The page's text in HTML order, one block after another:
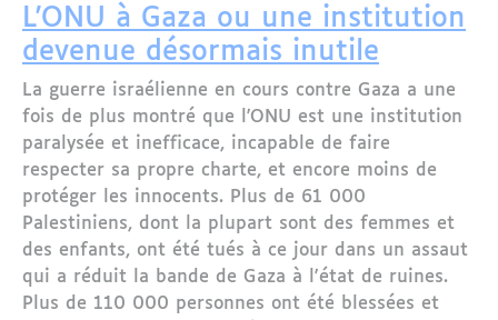
L'ONU à Gaza ou une institution
devenue désormais inutile
La guerre israélienne en cours contre Gaza a une
fois de plus montré que l'ONU est une institution
paralysée et inefficace, incapable de faire
respecter sa propre charte, et encore moins de
protéger les innocents. Plus de 61 000
Palestiniens, dont la plupart sont des femmes et
des enfants, ont été tués à ce jour dans un assaut
qui a réduit la bande de Gaza à l'état de ruines.
Plus de 110 000 personnes ont été blessées et